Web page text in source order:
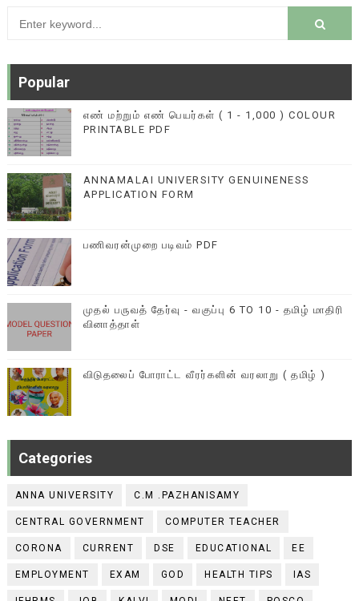
Popular
எண் மற்றும் எண் பெயர்கள் ( 1 - 1,000 ) COLOUR
PRINTABLE PDF
ANNAMALAI UNIVERSITY GENUINENESS
APPLICATION FORM
பணிவரன்முறை படிவம் PDF
முதல் பருவத் தேர்வு - வகுப்பு 6 TO 10 - தமிழ் மாதிரி
வினாத்தாள்
விடுதலைப் போராட்ட வீரர்களின் வரலாறு ( தமிழ் )
Categories
ANNA UNIVERSITY C.M .PAZHANISAMY
CENTRAL GOVERNMENT COMPUTER TEACHER
CORONA CURRENT DSE EDUCATIONAL EE
EMPLOYMENT EXAM GOD HEALTH TIPS IAS